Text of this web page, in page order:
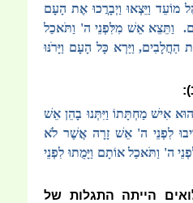
מוֹעֵד וַיֵּצְאוּ וַיְבָרֲכוּ אֶת הָעָם
וַתֵּצֵא אֵשׁ מִלִּפְנֵי ה' וַתֹּאכַל
וַיַּרְא כָּל הָעָם וַיָּרֹנּוּ
אִישׁ מַחְתָּתוֹ וַיִּתְּנוּ בָהֵן אֵשׁ
לִפְנֵי ה' אֵשׁ זָרָה אֲשֶׁר לֹא
ה' וַתֹּאכַל אוֹתָם וַיָּמֻתוּ לִפְנֵי
הייתה התגלות של